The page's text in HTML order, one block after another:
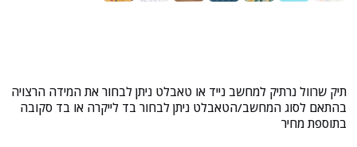
תיק שרוול נרתיק למחשב נייד או טאבלט ניתן לבחור את המידה הרצויה
בהתאם לסוג המחשב/הטאבלט ניתן לבחור בד לייקרה או בד סקובה
בתוספת מחיר